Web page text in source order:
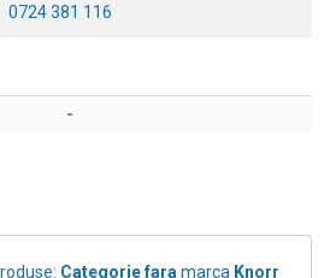
0724 381 116
-
Categorie fara marca Knorr